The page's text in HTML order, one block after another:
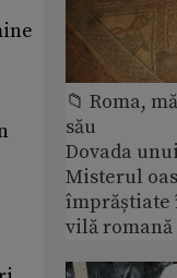
📁 Roma,
său
Dovada
Misterul
împrăștiate
vilă romană